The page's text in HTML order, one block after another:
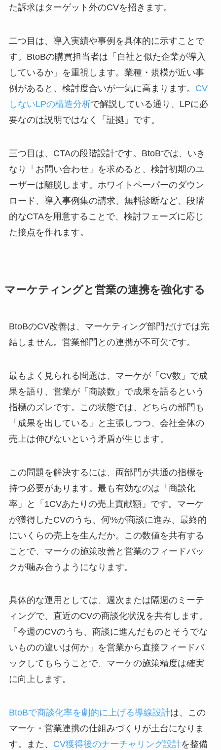
た訴求はターゲット外のCVを招きます。
二つ目は、導入実績や事例を具体的に示すことで
す。BtoBの購買担当者は「自社と似た企業が導入
しているか」を重視します。業種・規模が近い事
例があると、検討度合いが一気に高まります。 CV
しないLPの構造分析で解説している通り、LPに必
要なのは説明ではなく「証拠」です。
三つ目は、CTAの段階設計です。BtoBでは、いき
なり「お問い合わせ」を求めると、検討初期のユ
ーザーは離脱します。ホワイトペーパーのダウン
ロード、導入事例集の請求、無料診断など、段階
的なCTAを用意することで、検討フェーズに応じ
た接点を作れます。
マーケティングと営業の連携を強化する
BtoBのCV改善は、マーケティング部門だけでは完
結しません。営業部門との連携が不可欠です。
最もよく見られる問題は、マーケが「CV数」で成
果を語り、営業が「商談数」で成果を語るという
指標のズレです。この状態では、どちらの部門も
「成果を出している」と主張しつつ、会社全体の
売上は伸びないという矛盾が生じます。
この問題を解決するには、両部門が共通の指標を
持つ必要があります。最も有効なのは「商談化
率」と「1CVあたりの売上貢献額」です。マーケ
が獲得したCVのうち、何%が商談に進み、最終的
にいくらの売上を生んだか。この数値を共有する
ことで、マーケの施策改善と営業のフィードバッ
クが噛み合うようになります。
具体的な運用としては、週次または隔週のミーテ
ィングで、直近のCVの商談化状況を共有します。
「今週のCVのうち、商談に進んだものとそうでな
いものの違いは何か」を営業から直接フィードバ
ックしてもらうことで、マーケの施策精度は確実
に向上します。
BtoBで商談化率を劇的に上げる導線設計は、この
マーケ・営業連携の仕組みづくりが土台になりま
す。また、 CV獲得後のナーチャリング設計を整備